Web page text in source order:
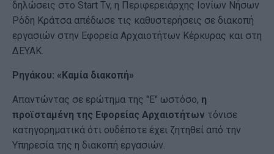
δηλώσεις στο Start Τv, η Περιφερειάρχης Ιονίων Νήσων
Ρόδη Κράτσα απέδωσε τις καθυστερήσεις σε διακοπή
εργασιών στην Εφορεία Αρχαιοτήτων Κέρκυρας και στη
ΔΕΥΑΚ.
Ρηγάκου: «Καμία διακοπή»
Απαντώντας σε ερώτημα της "Ε" ωστόσο, η
προϊσταμένη της Εφορείας Αρχαιοτήτων τόνισε
κατηγορηματικά ότι ουδέποτε έχει ζητηθεί από την
Υπηρεσία της η διακοπή εργασιών.